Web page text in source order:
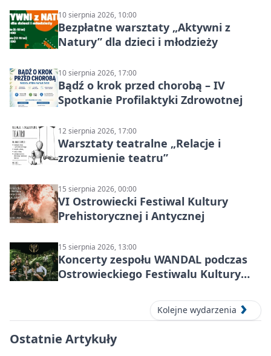
10 sierpnia 2026, 10:00
Bezpłatne warsztaty „Aktywni z
Natury” dla dzieci i młodzieży
10 sierpnia 2026, 17:00
Bądź o krok przed chorobą – IV
Spotkanie Profilaktyki Zdrowotnej
12 sierpnia 2026, 17:00
Warsztaty teatralne „Relacje i
zrozumienie teatru”
15 sierpnia 2026, 00:00
VI Ostrowiecki Festiwal Kultury
Prehistorycznej i Antycznej
15 sierpnia 2026, 13:00
Koncerty zespołu WANDAL podczas
Ostrowieckiego Festiwalu Kultury
Kolejne wydarzenia
Ostatnie Artykuły